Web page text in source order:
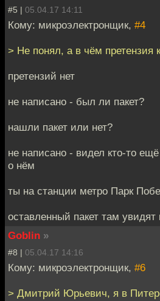
#5 | 05.04.17 14:11
Кому: микроэлектронщик, #4
> Не понял, а в чём претензия
претензий нет
не написано - был ли пакет?
нашли пакет или нет?
не написано - видел кто-то
о нём
ты на станции метро Парк
оставленный пакет там увидят
Goblin »
#8 | 05.04.17 14:16
Кому: микроэлектронщик, #6
> Дмитрий Юрьевич, я в